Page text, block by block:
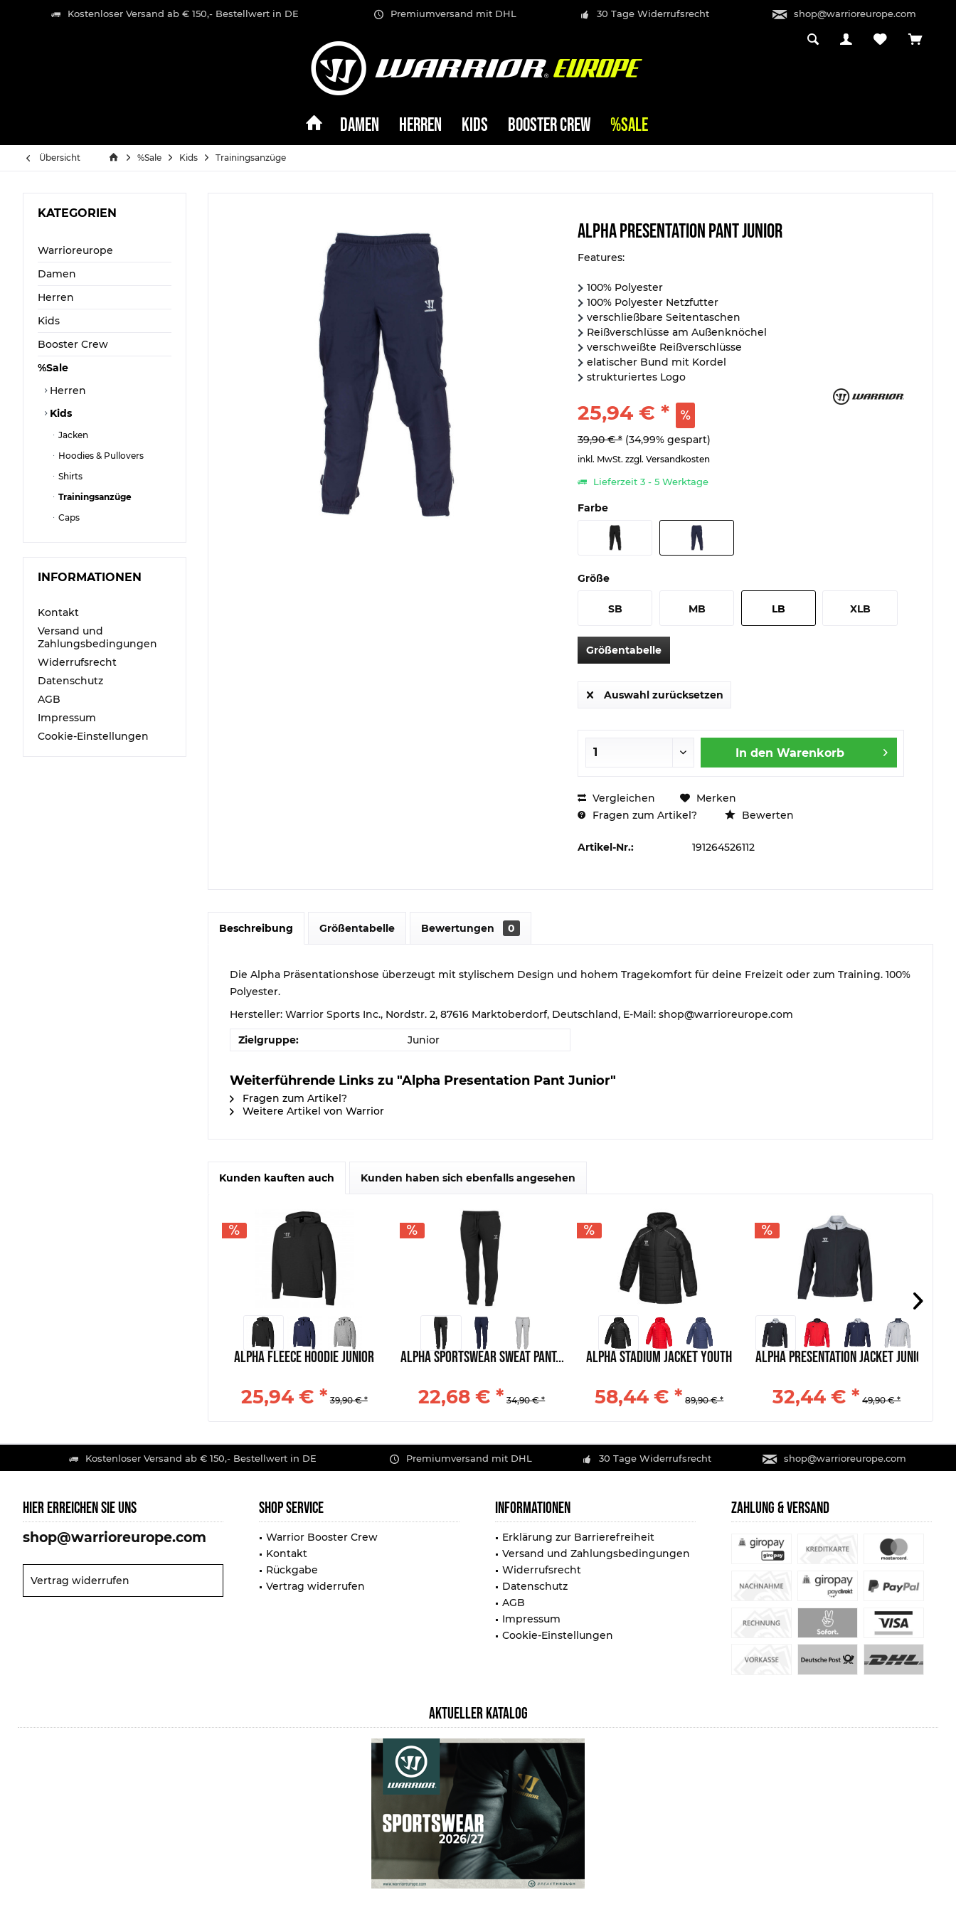
Kostenloser Versand ab € 150,- Bestellwert in DE Premiumversand mit DHL 30 Tage Widerrufsrecht shop@warrioreurope.com
DAMEN HERREN KIDS BOOSTER CREW %SALE
Übersicht %Sale Kids Trainingsanzüge
KATEGORIEN
Warrioreurope
Damen
Herren
Kids
Booster Crew
%Sale
Herren
Kids
Jacken
Hoodies & Pullovers
Shirts
Trainingsanzüge
Caps
INFORMATIONEN
Kontakt
Versand und
Zahlungsbedingungen
Widerrufsrecht
Datenschutz
AGB
Impressum
Cookie-Einstellungen
Alpha Presentation Pant Junior
Features:
100% Polyester
100% Polyester Netzfutter
verschließbare Seitentaschen
Reißverschlüsse am Außenknöchel
verschweißte Reißverschlüsse
elatischer Bund mit Kordel
strukturiertes Logo
25,94 € *
39,90 € * (34,99% gespart)
inkl. MwSt. zzgl. Versandkosten
Lieferzeit 3 - 5 Werktage
Farbe
Größe
SB MB LB XLB
Größentabelle
Auswahl zurücksetzen
In den Warenkorb
Vergleichen
Merken
Fragen zum Artikel?
Bewerten
Artikel-Nr.: 191264526112
Beschreibung Größentabelle Bewertungen 0
Die Alpha Präsentationshose überzeugt mit stylischem Design und hohem Tragekomfort für deine Freizeit oder zum Training. 100%
Polyester.
Hersteller: Warrior Sports Inc., Nordstr. 2, 87616 Marktoberdorf, Deutschland, E-Mail: shop@warrioreurope.com
Zielgruppe:
Junior
Weiterführende Links zu "Alpha Presentation Pant Junior"
Fragen zum Artikel?
Weitere Artikel von Warrior
Kunden kauften auch Kunden haben sich ebenfalls angesehen
Alpha Fleece Hoodie Junior
25,94 € * 39,90 € *
Alpha Sportswear Sweat Pant...
22,68 € * 34,90 € *
Alpha Stadium Jacket Youth
58,44 € * 89,90 € *
Alpha Presentation Jacket Junior
32,44 € * 49,90 € *
Kostenloser Versand ab € 150,- Bestellwert in DE Premiumversand mit DHL 30 Tage Widerrufsrecht shop@warrioreurope.com
HIER ERREICHEN SIE UNS
shop@warrioreurope.com
Vertrag widerrufen
SHOP SERVICE
Warrior Booster Crew
Kontakt
Rückgabe
Vertrag widerrufen
INFORMATIONEN
Erklärung zur Barrierefreiheit
Versand und Zahlungsbedingungen
Widerrufsrecht
Datenschutz
AGB
Impressum
Cookie-Einstellungen
ZAHLUNG & VERSAND
AKTUELLER KATALOG